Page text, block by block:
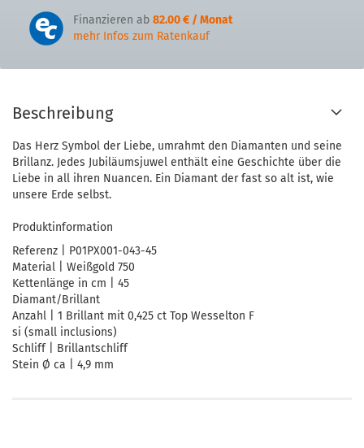
Finanzieren ab 82.00 € / Monat
mehr Infos zum Ratenkauf
Beschreibung
Das Herz Symbol der Liebe, umrahmt den Diamanten und seine
Brillanz. Jedes Jubiläumsjuwel enthält eine Geschichte über die
Liebe in all ihren Nuancen. Ein Diamant der fast so alt ist, wie
unsere Erde selbst.
Produktinformation
Referenz | P01PX001-043-45
Material | Weißgold 750
Kettenlänge in cm | 45
Diamant/Brillant
Anzahl | 1 Brillant mit 0,425 ct Top Wesselton F
si (small inclusions)
Schliff | Brillantschliff
Stein Ø ca | 4,9 mm